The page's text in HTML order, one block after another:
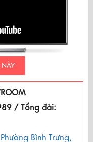
/ Tổng đài:
Bình Trưng,